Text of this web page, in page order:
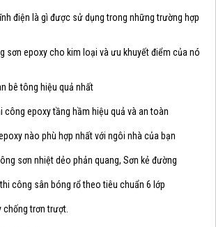
điện là gì được sử dụng trong những trường hợp
sơn epoxy cho kim loại và ưu khuyết điểm của nó
bê tông hiệu quả nhất
công epoxy tầng hầm hiệu quả và an toàn
nào phù hợp nhất với ngôi nhà của bạn
sơn nhiệt dẻo phản quang, Sơn kẻ đường
công sân bóng rổ theo tiêu chuẩn 6 lớp
chống trơn trượt.